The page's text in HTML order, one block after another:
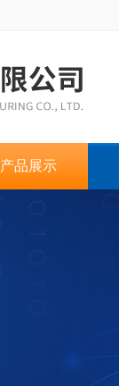
产品展示